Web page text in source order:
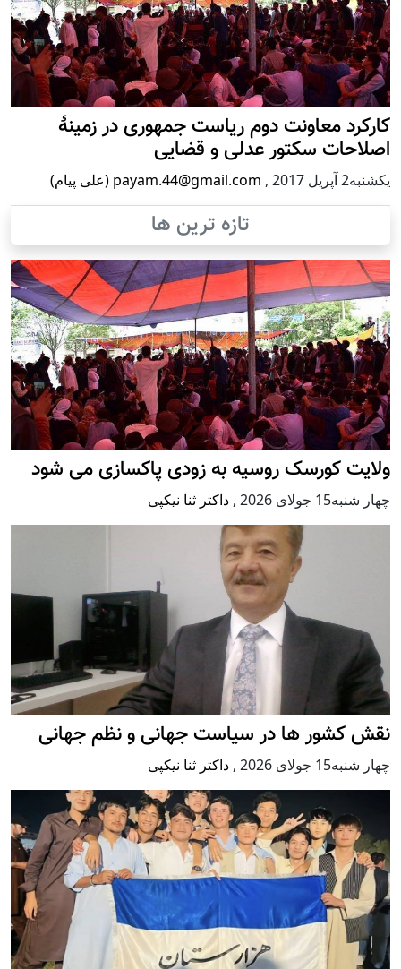
کارکرد معاونت دوم ریاست جمهوری در زمینۀ
اصلاحات سکتور عدلی و قضایی
يكشنبه2 آپریل 2017 , payam.44@gmail.com (علی پیام)
تازه ترین ها
ولایت کورسک روسیه به زودی پاکسازی می شود
چهار شنبه15 جولای 2026 , داکتر ثنا نیکپی
نقش کشور ها در سیاست جهانی و نظم جهانی
چهار شنبه15 جولای 2026 , داکتر ثنا نیکپی